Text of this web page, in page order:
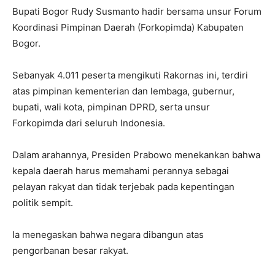
Bupati Bogor Rudy Susmanto hadir bersama unsur Forum
Koordinasi Pimpinan Daerah (Forkopimda) Kabupaten
Bogor.
Sebanyak 4.011 peserta mengikuti Rakornas ini, terdiri
atas pimpinan kementerian dan lembaga, gubernur,
bupati, wali kota, pimpinan DPRD, serta unsur
Forkopimda dari seluruh Indonesia.
Dalam arahannya, Presiden Prabowo menekankan bahwa
kepala daerah harus memahami perannya sebagai
pelayan rakyat dan tidak terjebak pada kepentingan
politik sempit.
Ia menegaskan bahwa negara dibangun atas
pengorbanan besar rakyat.